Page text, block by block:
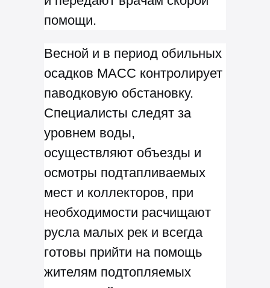
помощи.
Весной и в период обильных
осадков МАСС контролирует
паводковую обстановку.
Специалисты следят за
уровнем воды,
осуществляют объезды и
осмотры подтапливаемых
мест и коллекторов, при
необходимости расчищают
русла малых рек и всегда
готовы прийти на помощь
жителям подтопляемых